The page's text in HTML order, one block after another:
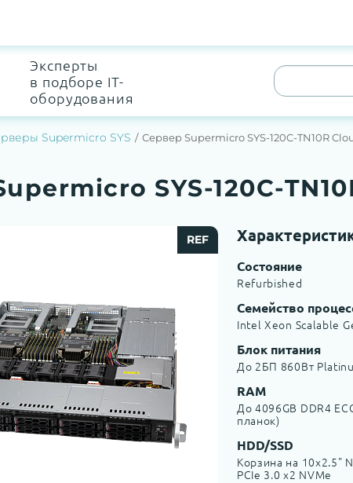
Эксперты
в подборе IT-
оборудования
Supermicro SYS Сервер Supermicro SYS-120C-TN10R
SYS-120C-
REF
Состояние
Refurbished
Семейство
Intel Xeon Scalable
Блок питания
До 2БП 860Вт
RAM
До 4096GB DDR4
планок)
HDD/SSD
Корзина на 10x2.5"
PCIe 3.0 x2 NVMe